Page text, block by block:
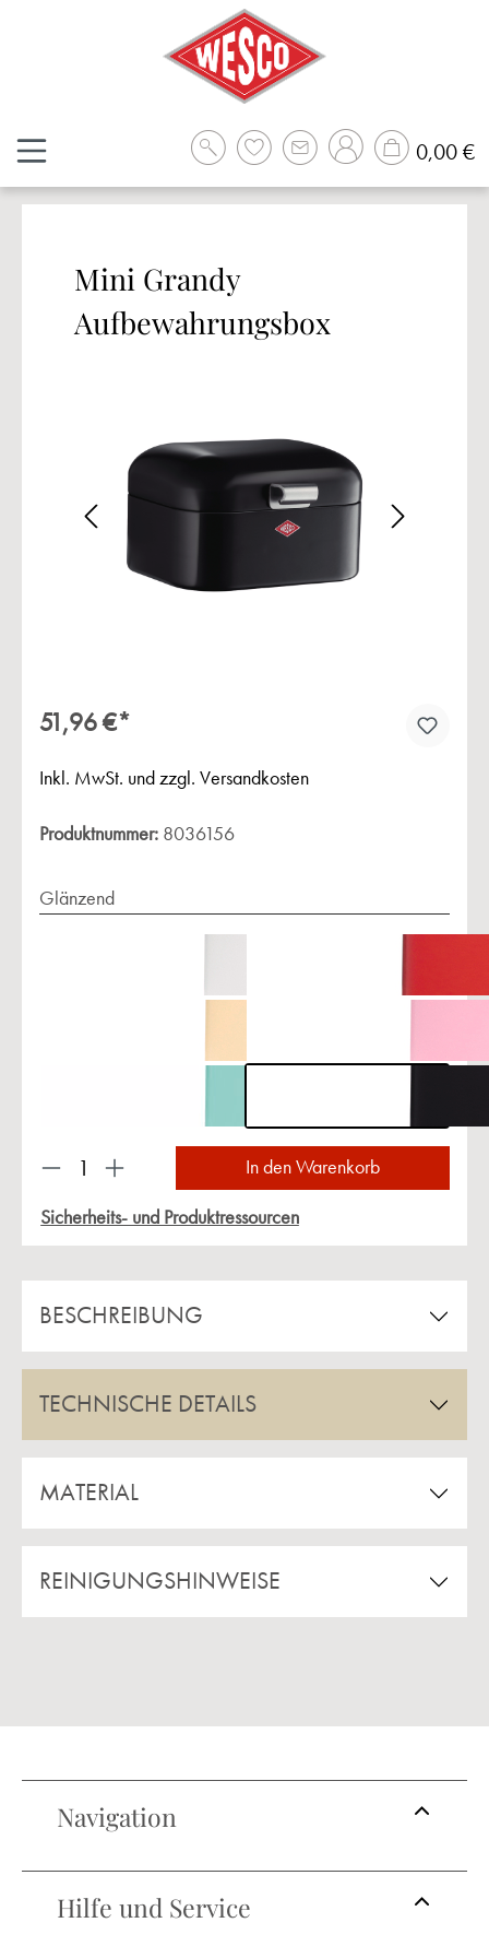
0,00 €
Mini Grandy
Aufbewahrungsbox
Bildergalerie überspringen
51,96 €*
Inkl. MwSt. und zzgl. Versandkosten
Produktnummer: 8036156
Glänzend
Produkt Anzahl: Gib den gewünschten Wert
In den Warenkorb
Sicherheits- und Produktressourcen
BESCHREIBUNG
TECHNISCHE DETAILS
MATERIAL
REINIGUNGSHINWEISE
Navigation
Hilfe und Service